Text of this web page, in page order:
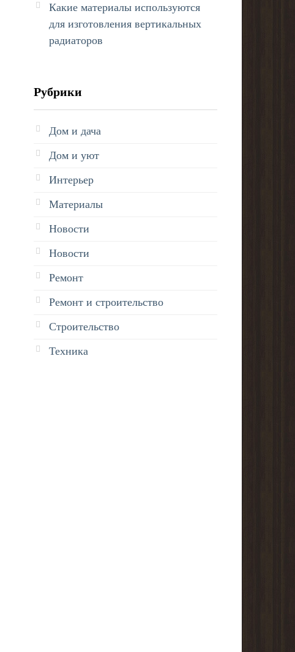
Какие материалы используются
для изготовления вертикальных
радиаторов
Рубрики
Дом и дача
Дом и уют
Интерьер
Материалы
Новости
Новости
Ремонт
Ремонт и строительство
Строительство
Техника